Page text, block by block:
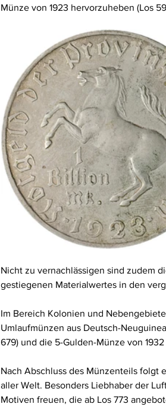
Münze von 1923 hervorzuheben (Los
Nicht zu vernachlässigen sind zudem
gestiegenen Materialwertes in den
Im Bereich Kolonien und
Umlaufmünzen aus Deutsch-
679) und die 5-Gulden-Münze von 1932
Nach Abschluss des Münzenteils folgt
aller Welt. Besonders Liebhaber der
Motiven freuen, die ab Los 773